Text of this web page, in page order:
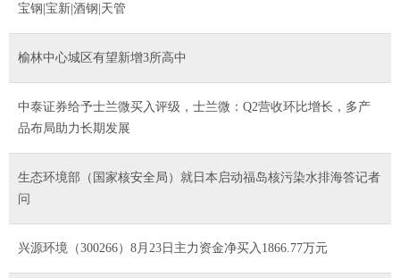
宝钢|宝新|酒钢|天管
榆林中心城区有望新增3所高中
中泰证券给予士兰微买入评级，士兰微：Q2营收环比增长，多产
品布局助力长期发展
生态环境部（国家核安全局）就日本启动福岛核污染水排海答记者
问
兴源环境（300266）8月23日主力资金净买入1866.77万元